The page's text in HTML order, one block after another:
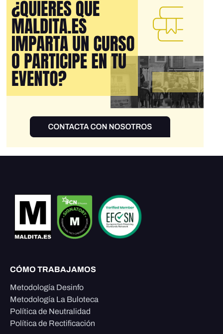
CÓMO TRABAJAMOS
Metodología Desinfo
Metodología La Buloteca
Política de Neutralidad
Política de Rectificación